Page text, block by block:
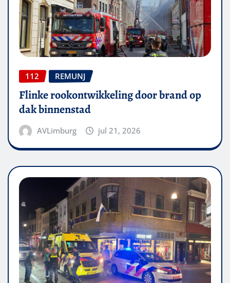
112 REMUNJ
Flinke rookontwikkeling door brand op
dak binnenstad
AVLimburg jul 21, 2026